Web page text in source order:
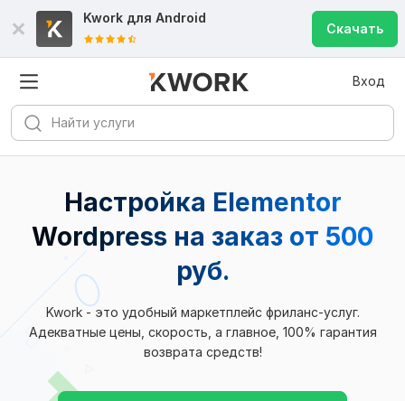
Kwork для Android
Скачать
Вход
Настройка Elementor
Wordpress на заказ от 500
руб.
Kwork - это удобный маркетплейс фриланс-услуг.
Адекватные цены, скорость, а главное, 100% гарантия
возврата средств!